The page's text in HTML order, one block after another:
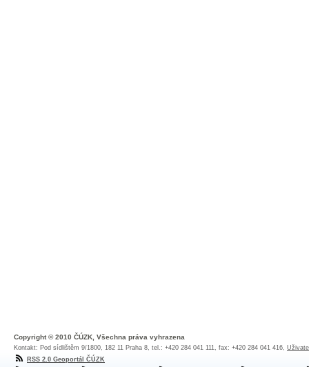
Copyright © 2010 ČÚZK, Všechna práva vyhrazena
Kontakt: Pod sídlištěm 9/1800, 182 11 Praha 8, tel.: +420 284 041 111, fax: +420 284 041 416,
RSS 2.0 Geoportál ČÚZK